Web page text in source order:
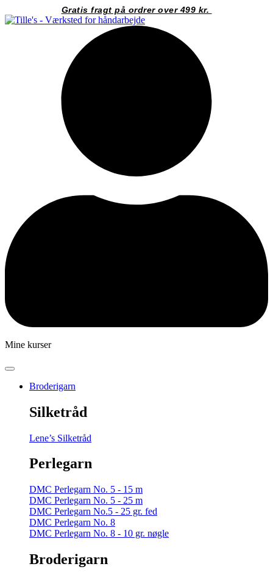
til
Gratis fragt på ordrer over 499 kr.
Mine kurser
Broderigarn
Silketråd
Lene’s Silketråd
Perlegarn
DMC Perlegarn No. 5 - 15 m
DMC Perlegarn No. 5 - 25 m
DMC Perlegarn No.5 - 25 gr. fed
DMC Perlegarn No. 8
DMC Perlegarn No. 8 - 10 gr. nøgle
Broderigarn